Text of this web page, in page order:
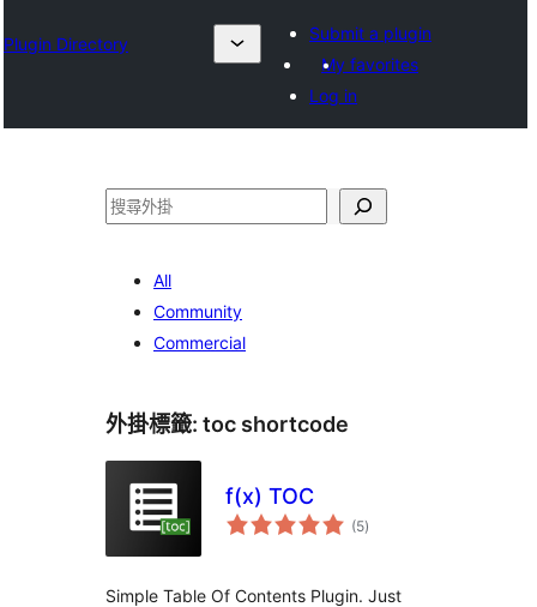
Plugin Directory
Submit a plugin
My favorites
Log in
搜
All
Community
Commercial
外掛標籤: toc shortcode
f(x) TOC
(5總
評)
Simple Table Of Contents Plugin. Just